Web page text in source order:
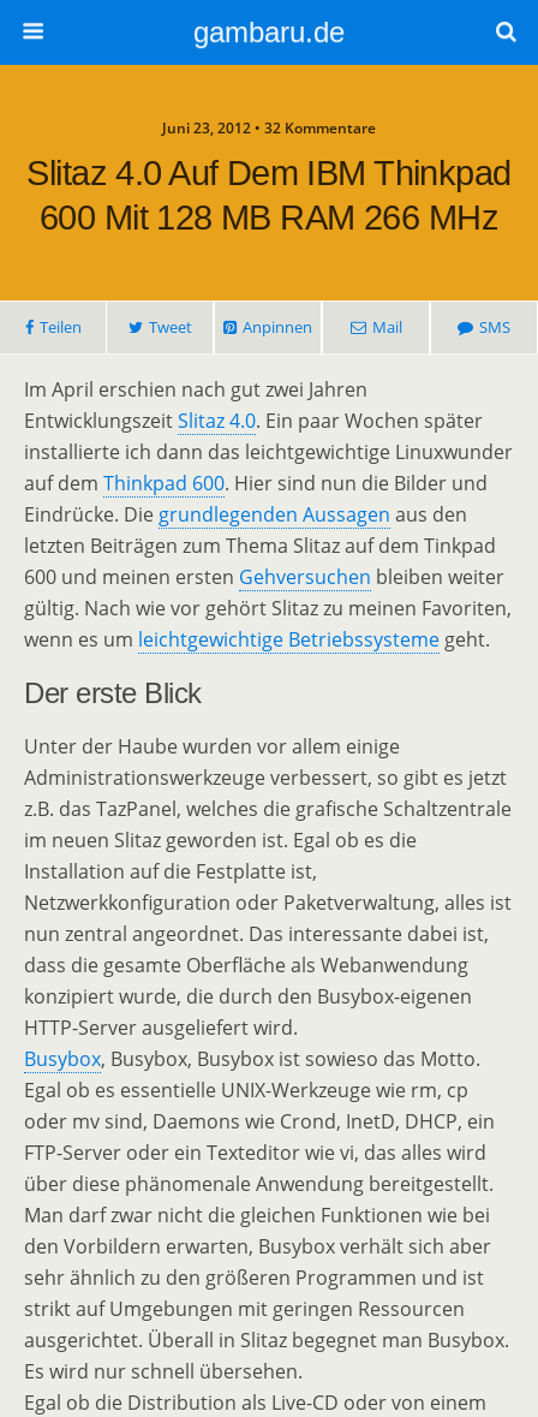
gambaru.de
Juni 23, 2012 • 32 Kommentare
Slitaz 4.0 Auf Dem IBM Thinkpad
600 Mit 128 MB RAM 266 MHz
Teilen Tweet Anpinnen Mail SMS
Im April erschien nach gut zwei Jahren
EntwicklungszeitSlitaz 4.0. Ein paar Wochen später
installierte ich dann das leichtgewichtige Linuxwunder
auf dem Thinkpad 600. Hier sind nun die Bilder und
Eindrücke. Die grundlegenden Aussagen aus den
letzten Beiträgen zum Thema Slitaz auf dem Tinkpad
600 und meinen ersten Gehversuchen bleiben weiter
gültig. Nach wie vor gehört Slitaz zu meinen Favoriten,
wenn es um leichtgewichtige Betriebssysteme geht.
Der erste Blick
Unter der Haube wurden vor allem einige
Administrationswerkzeuge verbessert, so gibt es jetzt
z.B. das TazPanel, welches die grafische Schaltzentrale
im neuen Slitaz geworden ist. Egal ob es die
Installation auf die Festplatte ist,
Netzwerkkonfiguration oder Paketverwaltung, alles ist
nun zentral angeordnet. Das interessante dabei ist,
dass die gesamte Oberfläche als Webanwendung
konzipiert wurde, die durch den Busybox-eigenen
HTTP-Server ausgeliefert wird.
Busybox, Busybox, Busybox ist sowieso das Motto.
Egal ob es essentielle UNIX-Werkzeuge wie rm, cp
oder mv sind, Daemons wie Crond, InetD, DHCP, ein
FTP-Server oder ein Texteditor wie vi, das alles wird
über diese phänomenale Anwendung bereitgestellt.
Man darf zwar nicht die gleichen Funktionen wie bei
den Vorbildern erwarten, Busybox verhält sich aber
sehr ähnlich zu den größeren Programmen und ist
strikt auf Umgebungen mit geringen Ressourcen
ausgerichtet. Überall in Slitaz begegnet man Busybox.
Es wird nur schnell übersehen.
Egal ob die Distribution als Live-CD oder von einem